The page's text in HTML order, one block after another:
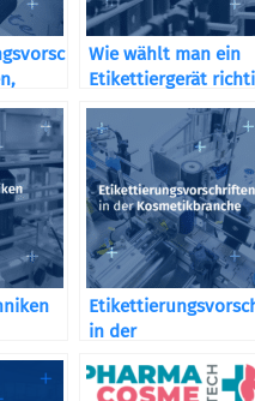
Wie wählt man ein
Etikettiergerät
aus?
in der